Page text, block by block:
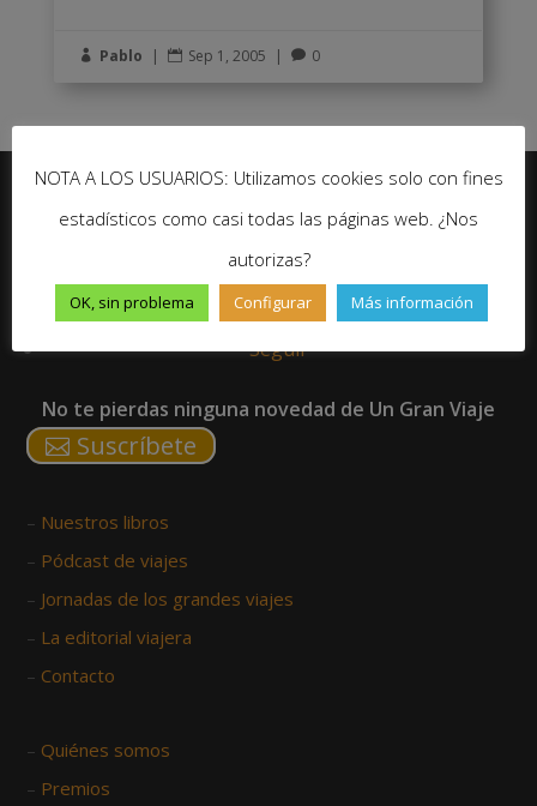
 Pablo |  Sep 1, 2005 |  0
Seguir
Seguir
Seguir
No te pierdas ninguna novedad de Un Gran Viaje
Suscríbete
– Nuestros libros
– Pódcast de viajes
– Jornadas de los grandes viajes
– La editorial viajera
– Contacto
– Quiénes somos
– Premios
NOTA A LOS USUARIOS: Utilizamos cookies solo con fines
estadísticos como casi todas las páginas web. ¿Nos
autorizas?
OK, sin problema Configurar Más información